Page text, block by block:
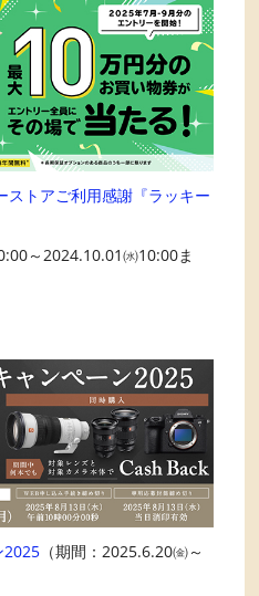
トアご利用感謝『ラッキー
～2024.10.01㈬10:00ま
2025 （期間：2025.6.20㈮～